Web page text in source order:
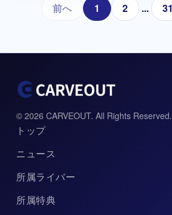
前へ 1 2 ... 31
© 2026 CARVEOUT. All Rights Reserved.
トップ
ニュース
所属ライバー
所属特典